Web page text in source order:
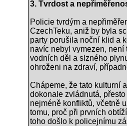
3. Tvrdost a
Policie tvrdým a
CzechTeku, aniž by byla
party porušila noční klid a
navíc nebyl vymezen,
vodních děl a slzného
ohroženi na zdraví,
Chápeme, že tato kulturní
dokonale zvládnutá,
nejméně konfliktů, včetně
tomu, proč při prvních
toho došlo k policejnímu